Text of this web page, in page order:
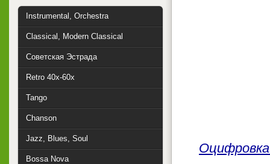
Оцифровка
Instrumental, Orchestra
Classical, Modern Classical
Советская Эстрада
Retro 40x-60x
Tango
Chanson
Jazz, Blues, Soul
Bossa Nova